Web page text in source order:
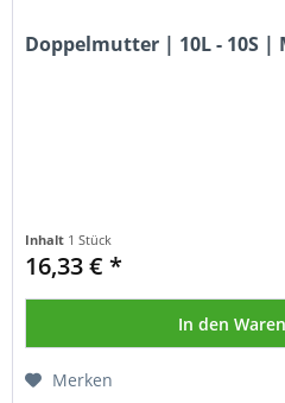
Doppelmutter | 10L - 10S |
Inhalt 1 Stück
16,33 € *
In den
Merken